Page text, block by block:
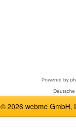
Powered by
© 2026 webme GmbH,